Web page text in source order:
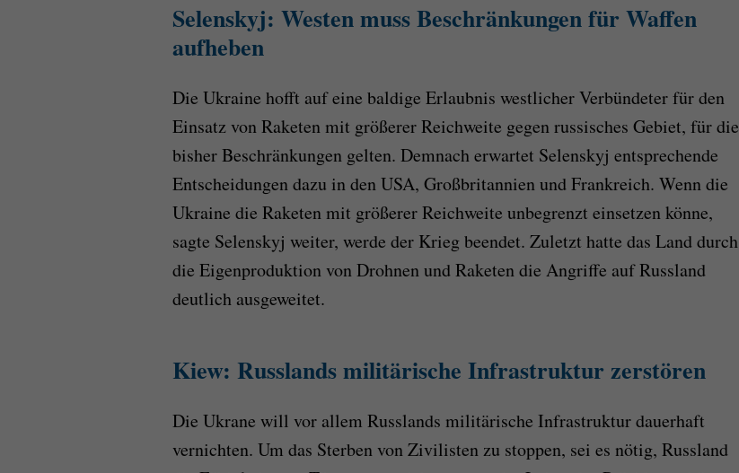
Selenskyj: Westen muss Beschränkungen für Waffen
aufheben
Die Ukraine hofft auf eine baldige Erlaubnis westlicher Verbündeter für den
Einsatz von Raketen mit größerer Reichweite gegen russisches Gebiet, für die
bisher Beschränkungen gelten. Demnach erwartet Selenskyj entsprechende
Entscheidungen dazu in den USA, Großbritannien und Frankreich. Wenn die
Ukraine die Raketen mit größerer Reichweite unbegrenzt einsetzen könne,
sagte Selenskyj weiter, werde der Krieg beendet. Zuletzt hatte das Land durch
die Eigenproduktion von Drohnen und Raketen die Angriffe auf Russland
deutlich ausgeweitet.
Kiew: Russlands militärische Infrastruktur zerstören
Die Ukrane will vor allem Russlands militärische Infrastruktur dauerhaft
vernichten. Um das Sterben von Zivilisten zu stoppen, sei es nötig, Russland